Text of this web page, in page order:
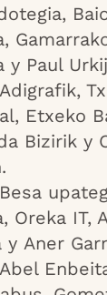
y Paul
Etxeko
Bizirik y
Oreka IT,
y Aner